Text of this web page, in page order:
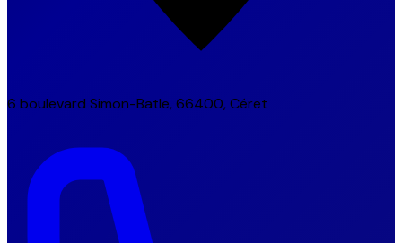
6 boulevard Simon-Batle, 66400, Céret